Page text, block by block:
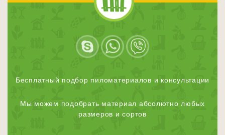
Бесплатный подбор пиломатериалов и консультации
Мы можем подобрать материал абсолютно любых
размеров и сортов